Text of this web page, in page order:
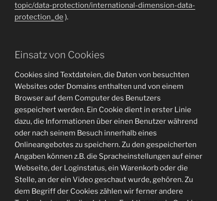
topic/data-protection/international-dimension-data-
protection_de ).
Einsatz von Cookies
Cookies sind Textdateien, die Daten von besuchten
Websites oder Domains enthalten und von einem
Browser auf dem Computer des Benutzers
gespeichert werden. Ein Cookie dient in erster Linie
dazu, die Informationen über einen Benutzer während
oder nach seinem Besuch innerhalb eines
Onlineangebotes zu speichern. Zu den gespeicherten
Angaben können z.B. die Spracheinstellungen auf einer
Webseite, der Loginstatus, ein Warenkorb oder die
Stelle, an der ein Video geschaut wurde, gehören. Zu
dem Begriff der Cookies zählen wir ferner andere